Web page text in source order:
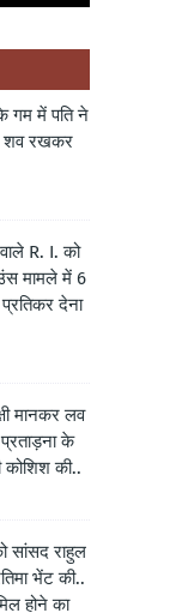
गम में पति ने
शव रखकर
R. I. को
मामले में 6
देना
मानकर लव
के
की..
सांसद राहुल
भेंट की..
होने का